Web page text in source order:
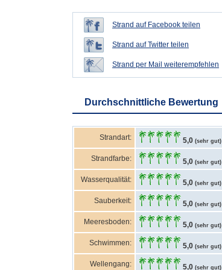
Strand auf Facebook teilen
Strand auf Twitter teilen
Strand per Mail weiterempfehlen
Durchschnittliche Bewertung
Strandart: 5,0 (sehr gut)
Strandfarbe: 5,0 (sehr gut)
Wasserqualität: 5,0 (sehr gut)
Sauberkeit: 5,0 (sehr gut)
Meeresboden: 5,0 (sehr gut)
Schwimmen: 5,0 (sehr gut)
Wellengang: 5,0 (sehr gut)